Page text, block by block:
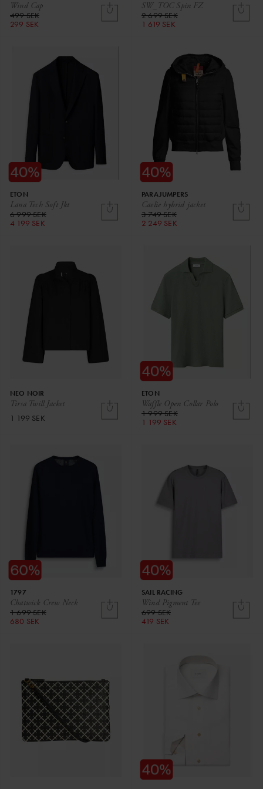
Wind Cap
499 SEK
299 SEK
SW_TOC Spin FZ
2 699 SEK
1 619 SEK
Lana Tech Soft Jkt
ETON
6 999 SEK
4 199 SEK
Caelie hybrid jacket
PARAJUMPERS
3 749 SEK
2 249 SEK
Tirsa Twill Jacket
NEO NOIR
1 199 SEK
Waffle Open Collar Polo
ETON
1 999 SEK
1 199 SEK
Chatwick Crew Neck
1797
1 699 SEK
680 SEK
Wind Pigment Tee
SAIL RACING
699 SEK
419 SEK